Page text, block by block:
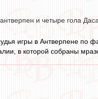
и четыре гола
игры в Антверпене по
в которой собраны